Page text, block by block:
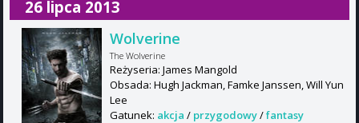
26 lipca 2013
Wolverine
The Wolverine
Reżyseria: James Mangold
Obsada: Hugh Jackman, Famke Janssen, Will Yun
Lee
Gatunek: akcja / przygodowy/fantasy